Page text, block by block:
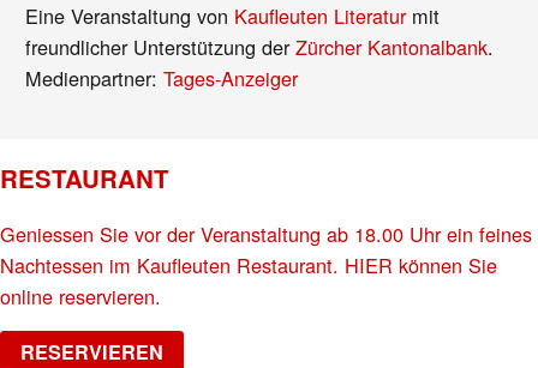
Eine Veranstaltung von Kaufleuten Literaturmit
freundlicher Unterstützung derZürcher Kantonalbank.
Medienpartner:Tages-Anzeiger
RESTAURANT
Geniessen Sie vor der Veranstaltung ab 18.00 Uhr ein feines
Nachtessen im Kaufleuten Restaurant. HIER können Sie
online reservieren.
RESERVIEREN